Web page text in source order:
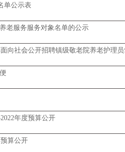
单公示表
老服务服务对象名单的公示
向社会公开招聘镇级敬老院养老护理
年度预算公开
算公开